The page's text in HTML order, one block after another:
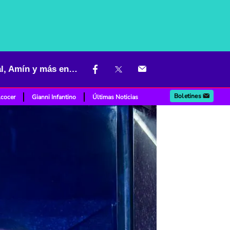
Nombres que suenan para ocupar gabinete de De la Espriella: Cabal, Amín y más entran en la baraja
Gianni Infantino Últimas Noticias Boletines